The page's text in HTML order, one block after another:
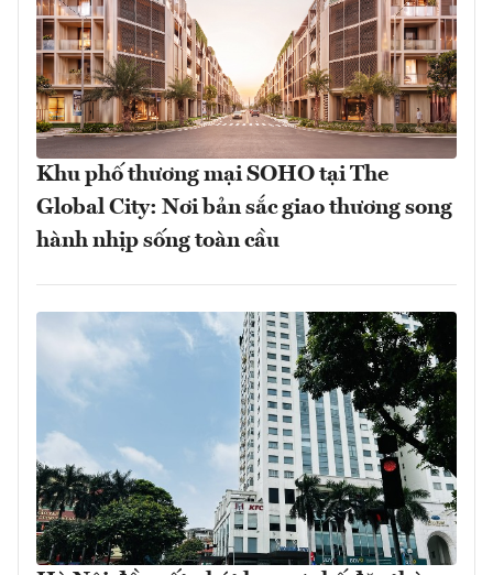
Khu phố thương mại SOHO tại The
Global City: Nơi bản sắc giao thương song
hành nhịp sống toàn cầu